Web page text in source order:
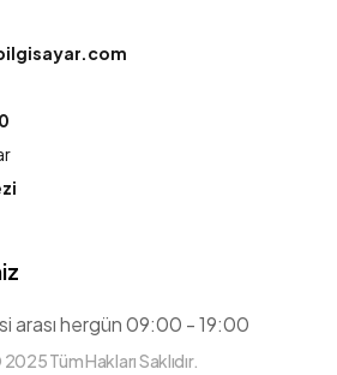
arası hergün 09:00 - 19:00
Tüm Hakları Saklıdır.